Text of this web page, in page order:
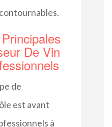
De Vin
de
est avant
à